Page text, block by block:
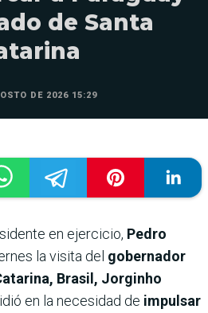
de Santa
DE 2026 15:29
en ejercicio, Pedro
la visita del gobernador
Brasil, Jorginho
en la necesidad de impulsar